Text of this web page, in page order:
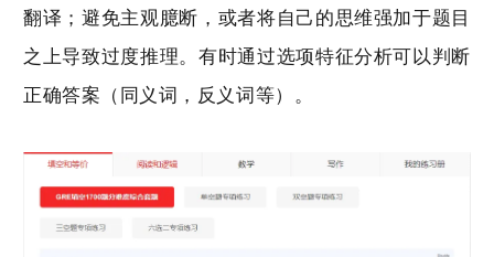
翻译；避免主观臆断，或者将自己的思维强加于题目
之上导致过度推理。有时通过选项特征分析可以判断
正确答案（同义词，反义词等）。